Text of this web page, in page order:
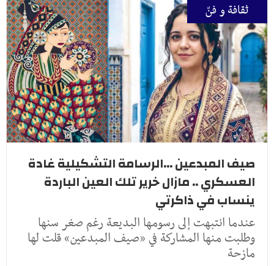
ثقافة و فنّ
صيف المبدعين ...الرسامة التشكيلية غادة
العسكري .. مازال خرير تلك العين الباردة
ينساب في ذاكرتي
عندما انتبهت إلى رسومها البديعة رغم صغر سنها
وطلبت منها المشاركة في «صيف المبدعين» قلت لها
مازحة